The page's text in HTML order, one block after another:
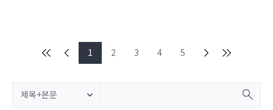
1 2 3 4 5
제목+본문